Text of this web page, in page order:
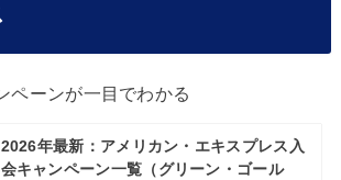
ペーンが一目でわかる
2026年最新：アメリカン・エキスプレス入
会キャンペーン一覧（グリーン・ゴール